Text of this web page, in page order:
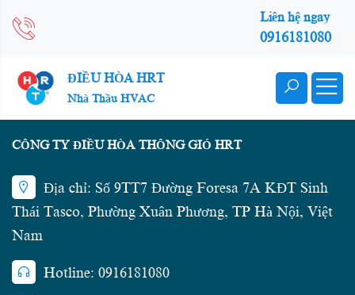
Liên hệ ngay
0916181080
ĐIỀU HÒA HRT
Nhà Thầu HVAC
CÔNG TY ĐIỀU HÒA THÔNG GIÓ HRT
Địa chỉ: Số 9TT7 Đường Foresa 7A KĐT Sinh
Thái Tasco, Phường Xuân Phương, TP Hà Nội, Việt
Nam
Hotline: 0916181080